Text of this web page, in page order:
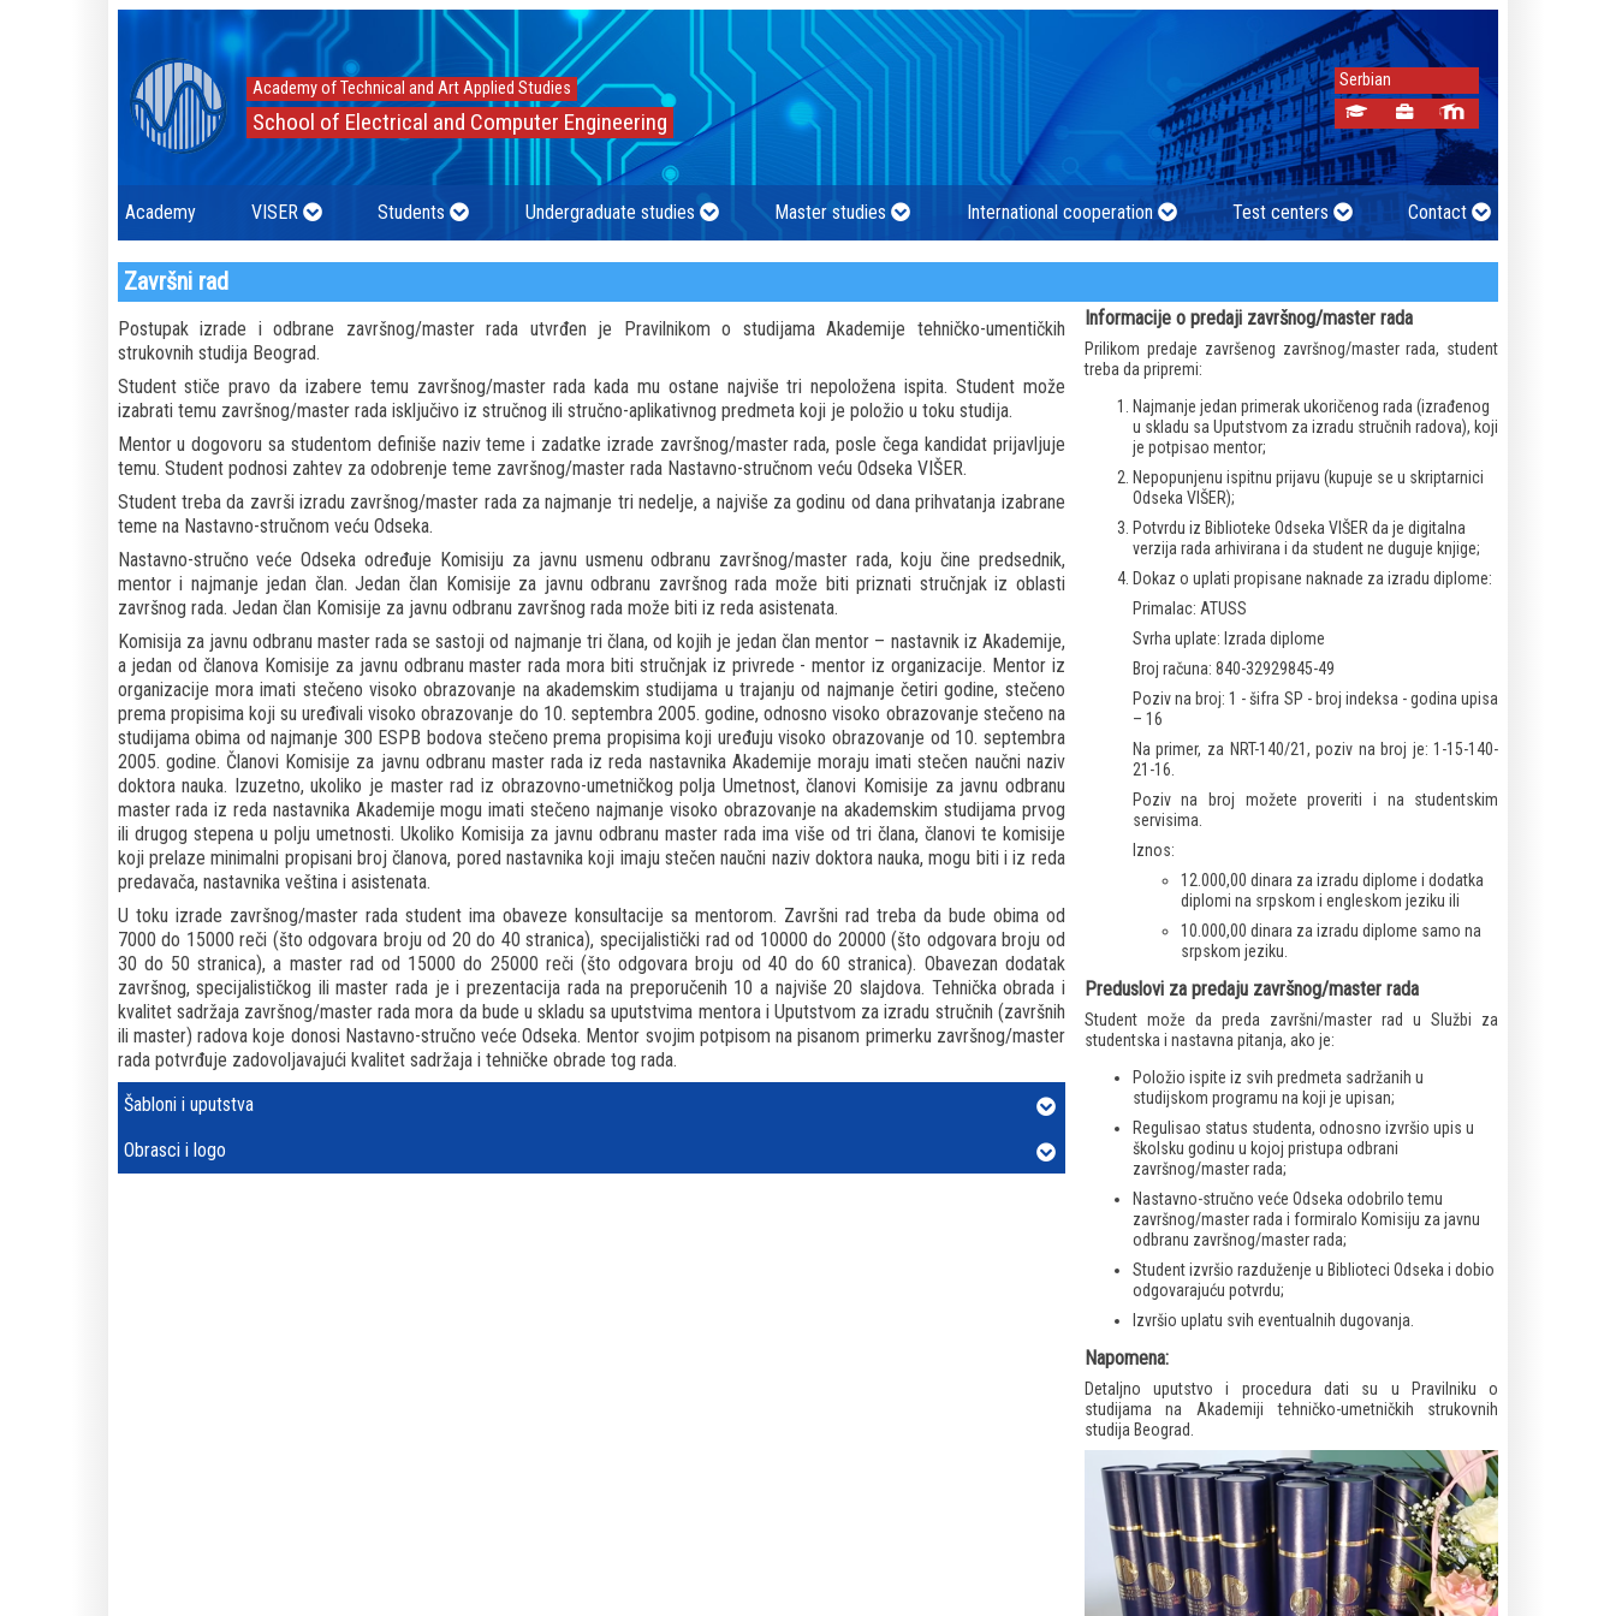
Academy of Technical and Art Applied Studies
School of Electrical and Computer Engineering
Serbian
Academy VISER Students Undergraduate studies Master studies International cooperation Test centers Contact
Završni rad
Postupak izrade i odbrane završnog/master rada utvrđen je Pravilnikom o studijama Akademije tehničko-umentičkih
strukovnih studija Beograd.
Student stiče pravo da izabere temu završnog/master rada kada mu ostane najviše tri nepoložena ispita. Student može
izabrati temu završnog/master rada isključivo iz stručnog ili stručno-aplikativnog predmeta koji je položio u toku studija.
Mentor u dogovoru sa studentom definiše naziv teme i zadatke izrade završnog/master rada, posle čega kandidat prijavljuje
temu. Student podnosi zahtev za odobrenje teme završnog/master rada Nastavno-stručnom veću Odseka VIŠER.
Student treba da završi izradu završnog/master rada za najmanje tri nedelje, a najviše za godinu od dana prihvatanja izabrane
teme na Nastavno-stručnom veću Odseka.
Nastavno-stručno veće Odseka određuje Komisiju za javnu usmenu odbranu završnog/master rada, koju čine predsednik,
mentor i najmanje jedan član. Jedan član Komisije za javnu odbranu završnog rada može biti priznati stručnjak iz oblasti
završnog rada. Jedan član Komisije za javnu odbranu završnog rada može biti iz reda asistenata.
Komisija za javnu odbranu master rada se sastoji od najmanje tri člana, od kojih je jedan član mentor – nastavnik iz Akademije,
a jedan od članova Komisije za javnu odbranu master rada mora biti stručnjak iz privrede - mentor iz organizacije. Mentor iz
organizacije mora imati stečeno visoko obrazovanje na akademskim studijama u trajanju od najmanje četiri godine, stečeno
prema propisima koji su uređivali visoko obrazovanje do 10. septembra 2005. godine, odnosno visoko obrazovanje stečeno na
studijama obima od najmanje 300 ESPB bodova stečeno prema propisima koji uređuju visoko obrazovanje od 10. septembra
2005. godine. Članovi Komisije za javnu odbranu master rada iz reda nastavnika Akademije moraju imati stečen naučni naziv
doktora nauka. Izuzetno, ukoliko je master rad iz obrazovno-umetničkog polja Umetnost, članovi Komisije za javnu odbranu
master rada iz reda nastavnika Akademije mogu imati stečeno najmanje visoko obrazovanje na akademskim studijama prvog
ili drugog stepena u polju umetnosti. Ukoliko Komisija za javnu odbranu master rada ima više od tri člana, članovi te komisije
koji prelaze minimalni propisani broj članova, pored nastavnika koji imaju stečen naučni naziv doktora nauka, mogu biti i iz reda
predavača, nastavnika veština i asistenata.
U toku izrade završnog/master rada student ima obaveze konsultacije sa mentorom. Završni rad treba da bude obima od
7000 do 15000 reči (što odgovara broju od 20 do 40 stranica), specijalistički rad od 10000 do 20000 (što odgovara broju od
30 do 50 stranica), a master rad od 15000 do 25000 reči (što odgovara broju od 40 do 60 stranica). Obavezan dodatak
završnog, specijalističkog ili master rada je i prezentacija rada na preporučenih 10 a najviše 20 slajdova. Tehnička obrada i
kvalitet sadržaja završnog/master rada mora da bude u skladu sa uputstvima mentora i Uputstvom za izradu stručnih (završnih
ili master) radova koje donosi Nastavno-stručno veće Odseka. Mentor svojim potpisom na pisanom primerku završnog/master
rada potvrđuje zadovoljavajući kvalitet sadržaja i tehničke obrade tog rada.
Šabloni i uputstva
Obrasci i logo
Informacije o predaji završnog/master rada
Prilikom predaje završenog završnog/master rada, student
treba da pripremi:
Najmanje jedan primerak ukoričenog rada (izrađenog
u skladu sa Uputstvom za izradu stručnih radova), koji
je potpisao mentor;
Nepopunjenu ispitnu prijavu (kupuje se u skriptarnici
Odseka VIŠER);
Potvrdu iz Biblioteke Odseka VIŠER da je digitalna
verzija rada arhivirana i da student ne duguje knjige;
Dokaz o uplati propisane naknade za izradu diplome:
Primalac: ATUSS
Svrha uplate: Izrada diplome
Broj računa: 840-32929845-49
Poziv na broj: 1 - šifra SP - broj indeksa - godina upisa
– 16
Na primer, za NRT-140/21, poziv na broj je: 1-15-140-
21-16.
Poziv na broj možete proveriti i na studentskim
servisima.
Iznos:
12.000,00 dinara za izradu diplome i dodatka
diplomi na srpskom i engleskom jeziku ili
10.000,00 dinara za izradu diplome samo na
srpskom jeziku.
Preduslovi za predaju završnog/master rada
Student može da preda završni/master rad u Službi za
studentska i nastavna pitanja, ako je:
Položio ispite iz svih predmeta sadržanih u
studijskom programu na koji je upisan;
Regulisao status studenta, odnosno izvršio upis u
školsku godinu u kojoj pristupa odbrani
završnog/master rada;
Nastavno-stručno veće Odseka odobrilo temu
završnog/master rada i formiralo Komisiju za javnu
odbranu završnog/master rada;
Student izvršio razduženje u Biblioteci Odseka i dobio
odgovarajuću potvrdu;
Izvršio uplatu svih eventualnih dugovanja.
Napomena:
Detaljno uputstvo i procedura dati su u Pravilniku o
studijama na Akademiji tehničko-umetničkih strukovnih
studija Beograd.